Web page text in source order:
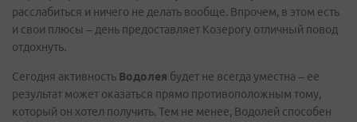
расслабиться и ничего не делать вообще. Впрочем, в этом есть
и свои плюсы – день предоставляет Козерогу отличный повод
отдохнуть.
Сегодня активность Водолея будет не всегда уместна – ее
результат может оказаться прямо противоположным тому,
который он хотел получить. Тем не менее, Водолей способен